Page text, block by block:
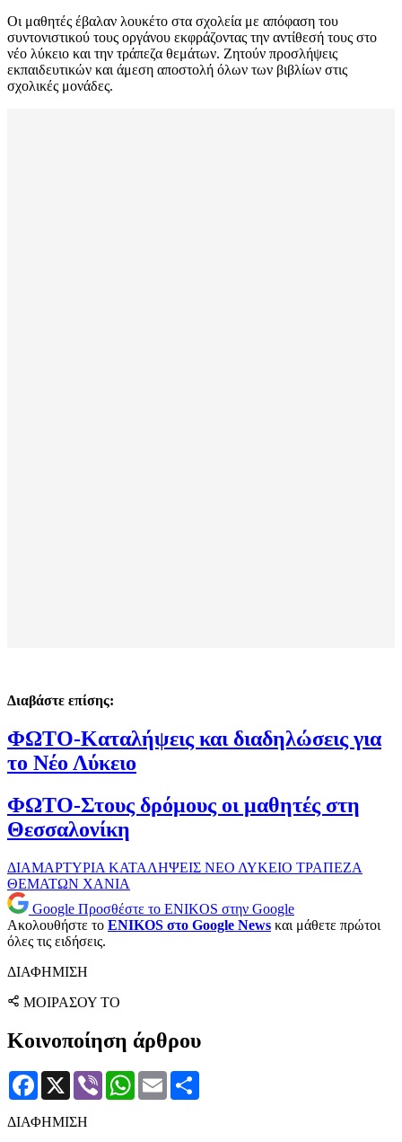
Οι μαθητές έβαλαν λουκέτο στα σχολεία με απόφαση του
συντονιστικού τους οργάνου εκφράζοντας την αντίθεσή τους στο
νέο λύκειο και την τράπεζα θεμάτων. Ζητούν προσλήψεις
εκπαιδευτικών και άμεση αποστολή όλων των βιβλίων στις
σχολικές μονάδες.
Διαβάστε επίσης:
ΦΩΤΟ-Καταλήψεις και διαδηλώσεις για
το Νέο Λύκειο
ΦΩΤΟ-Στους δρόμους οι μαθητές στη
Θεσσαλονίκη
ΔΙΑΜΑΡΤΥΡΙΑ ΚΑΤΑΛΗΨΕΙΣ ΝΕΟ ΛΥΚΕΙΟ ΤΡΑΠΕΖΑ
ΘΕΜΑΤΩΝ ΧΑΝΙΑ
Google Προσθέστε το ENIKOS στην Google
Ακολουθήστε το ENIKOS στο Google News και μάθετε πρώτοι
όλες τις ειδήσεις.
ΔΙΑΦΗΜΙΣΗ
ΜΟΙΡΑΣΟΥ ΤΟ
Κοινοποίηση άρθρου
Facebook
X Viber WhatsApp
Email
ΔΙΑΦΗΜΙΣΗ